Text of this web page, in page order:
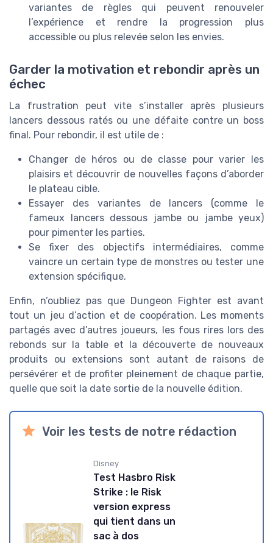
variantes de règles qui peuvent renouveler
l’expérience et rendre la progression plus
accessible ou plus relevée selon les envies.
Garder la motivation et rebondir après un
échec
La frustration peut vite s’installer après plusieurs
lancers dessous ratés ou une défaite contre un boss
final. Pour rebondir, il est utile de :
Changer de héros ou de classe pour varier les
plaisirs et découvrir de nouvelles façons d’aborder
le plateau cible.
Essayer des variantes de lancers (comme le
fameux lancers dessous jambe ou jambe yeux)
pour pimenter les parties.
Se fixer des objectifs intermédiaires, comme
vaincre un certain type de monstres ou tester une
extension spécifique.
Enfin, n’oubliez pas que Dungeon Fighter est avant
tout un jeu d’action et de coopération. Les moments
partagés avec d’autres joueurs, les fous rires lors des
rebonds sur la table et la découverte de nouveaux
produits ou extensions sont autant de raisons de
persévérer et de profiter pleinement de chaque partie,
quelle que soit la date sortie de la nouvelle édition.
Voir les tests de notre rédaction
Disney
Test Hasbro Risk
Strike : le Risk
version express
qui tient dans un
sac à dos